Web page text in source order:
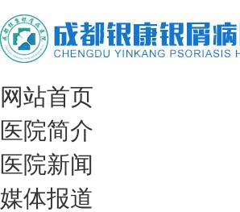
网站首页
医院简介
医院新闻
媒体报道